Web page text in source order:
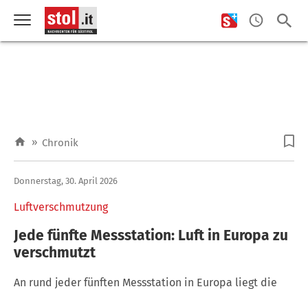
» Chronik
Luftverschmutzung
Donnerstag, 30. April 2026
Jede fünfte Messstation: Luft in Europa zu
verschmutzt
An rund jeder fünften Messstation in Europa liegt die